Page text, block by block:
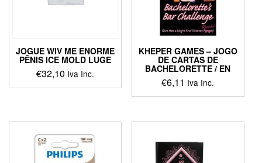
JOGUE WIV ME ENORME
PÊNIS ICE MOLD LUGE
€32,10 Iva Inc.
KHEPER GAMES – JOGO
DE CARTAS DE
BACHELORETTE / EN
€6,11 Iva Inc.